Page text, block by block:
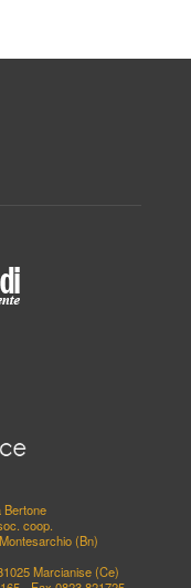
Bertone
coop.
(Bn)
Marcianise (Ce)